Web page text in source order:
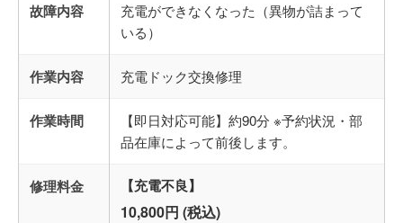
故障内容
充電ができなくなった（異物が詰まって
いる）
作業内容 充電ドック交換修理
作業時間
【即日対応可能】約90分 ※予約状況・部
品在庫によって前後します。
修理料金 【充電不良】
10,800円 (税込)